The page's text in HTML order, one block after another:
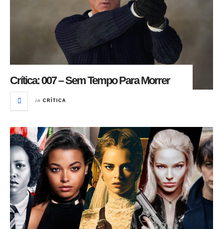
Crítica: 007 – Sem Tempo Para Morrer
in CRÍTICA